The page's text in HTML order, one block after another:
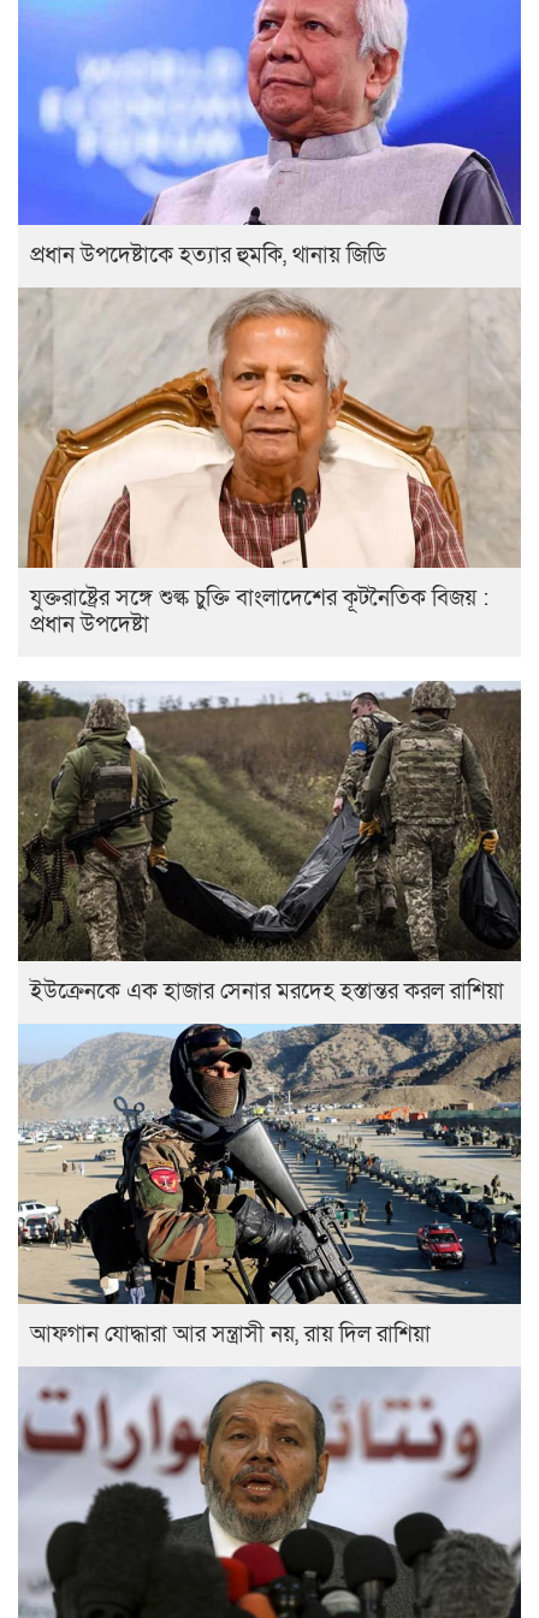
প্রধান উপদেষ্টাকে হত্যার হুমকি, থানায় জিডি
যুক্তরাষ্ট্রের সঙ্গে শুল্ক চুক্তি বাংলাদেশের কূটনৈতিক বিজয় :
প্রধান উপদেষ্টা
ইউক্রেনকে এক হাজার সেনার মরদেহ হস্তান্তর করল রাশিয়া
আফগান যোদ্ধারা আর সন্ত্রাসী নয়, রায় দিল রাশিয়া